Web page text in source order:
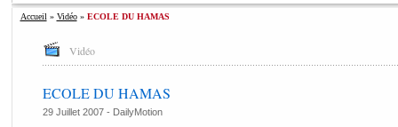
Accueil » Vidéo» ECOLE DU HAMAS
Vidéo
ECOLE DU HAMAS
29 Juillet 2007 - DailyMotion